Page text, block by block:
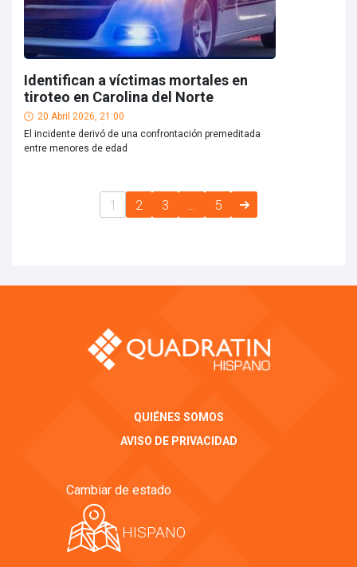
Identifican a víctimas mortales en
tiroteo en Carolina del Norte
20 Abril 2026, 21:00
El incidente derivó de una confrontación premeditada
entre menores de edad
1 2 3 5
QUIÉNES SOMOS
AVISO DE PRIVACIDAD
Cambiar de estado
HISPANO